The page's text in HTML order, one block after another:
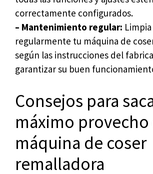
correctamente configurados.
– Mantenimiento regular:
regularmente tu máquina de
según las instrucciones del
garantizar su buen
Consejos para
máximo provecho
máquina de coser
remalladora